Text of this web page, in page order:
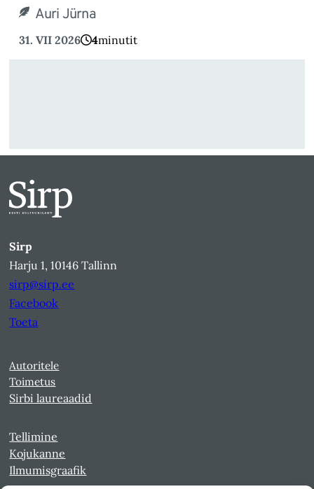
Auri Jürna
31. VII 2026 4minutit
Sirp
Harju 1, 10146 Tallinn
sirp@sirp.ee
Facebook
Toeta
Autoritele
Toimetus
Sirbi laureaadid
Tellimine
Kojukanne
Ilmumisgraafik